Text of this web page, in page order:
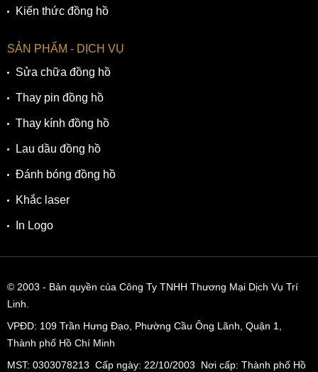
Kiến thức đồng hồ
SẢN PHẨM - DỊCH VỤ
Sửa chữa đồng hồ
Thay pin đồng hồ
Thay kính đồng hồ
Lau dầu đồng hồ
Đánh bóng đồng hồ
Khắc laser
In Logo
© 2003 - Bản quyền của Công Ty TNHH Thương Mại Dịch Vụ Trí
Linh.
VPĐD: 109 Trần Hưng Đạo, Phường Cầu Ông Lãnh, Quận 1,
Thành phố Hồ Chí Minh
MST: 0303078213 Cấp ngày: 22/10/2003 Nơi cấp: Thành phố Hồ